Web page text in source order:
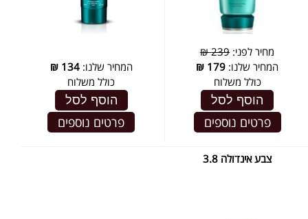
מחיר לפני:239 ₪
המחיר שלנו: 179
₪
כולל משלוח
הוסף לסל
פרטים נוספים
המחיר שלנו:134
₪
כולל משלוח
הוסף לסל
פרטים נוספים
צבע אינדולה 3.8